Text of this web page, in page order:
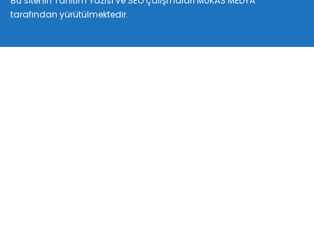
tarafından yürütülmektedir.